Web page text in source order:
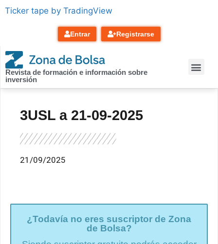
contenido
Ticker tape by TradingView
Entrar Registrarse
Revista de formación e información sobre
inversión
3USL a 21-09-2025
21/09/2025
¿Todavía no eres suscriptor de Zona
de Bolsa?